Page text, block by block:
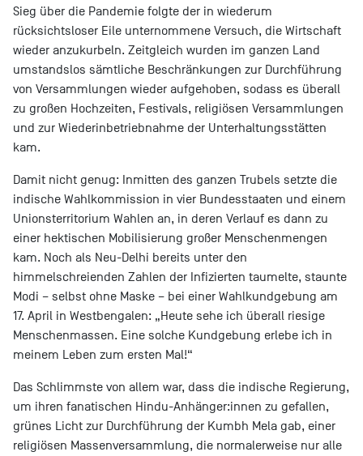
Sieg über die Pandemie folgte der in wiederum
rücksichtsloser Eile unternommene Versuch, die Wirtschaft
wieder anzukurbeln. Zeitgleich wurden im ganzen Land
umstandslos sämtliche Beschränkungen zur Durchführung
von Versammlungen wieder aufgehoben, sodass es überall
zu großen Hochzeiten, Festivals, religiösen Versammlungen
und zur Wiederinbetriebnahme der Unterhaltungsstätten
kam.
Damit nicht genug: Inmitten des ganzen Trubels setzte die
indische Wahlkommission in vier Bundesstaaten und einem
Unionsterritorium Wahlen an, in deren Verlauf es dann zu
einer hektischen Mobilisierung großer Menschenmengen
kam. Noch als Neu-Delhi bereits unter den
himmelschreienden Zahlen der Infizierten taumelte, staunte
Modi – selbst ohne Maske – bei einer Wahlkundgebung am
17. April in Westbengalen: „Heute sehe ich überall riesige
Menschenmassen. Eine solche Kundgebung erlebe ich in
meinem Leben zum ersten Mal!“
Das Schlimmste von allem war, dass die indische Regierung,
um ihren fanatischen Hindu-Anhänger:innen zu gefallen,
grünes Licht zur Durchführung der Kumbh Mela gab, einer
religiösen Massenversammlung, die normalerweise nur alle